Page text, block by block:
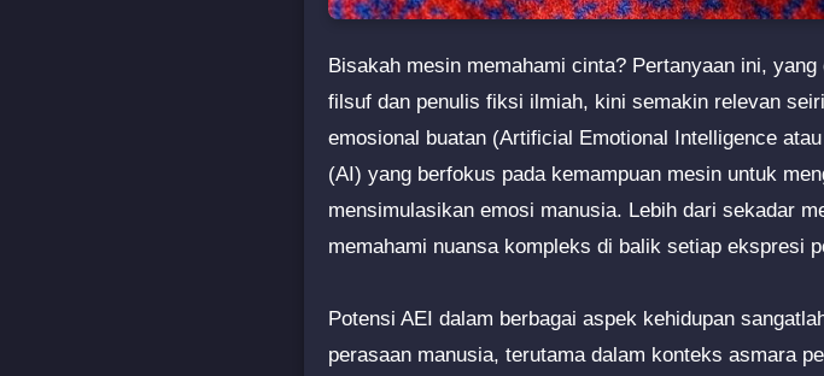
Bisakah mesin memahami cinta? Pertanyaan ini,
filsuf dan penulis fiksi ilmiah, kini semakin relevan
emosional buatan (Artificial Emotional Intelligence
(AI) yang berfokus pada kemampuan mesin untuk
mensimulasikan emosi manusia. Lebih dari sekadar
memahami nuansa kompleks di balik setiap ekspresi
Potensi AEI dalam berbagai aspek kehidupan
perasaan manusia, terutama dalam konteks asmara